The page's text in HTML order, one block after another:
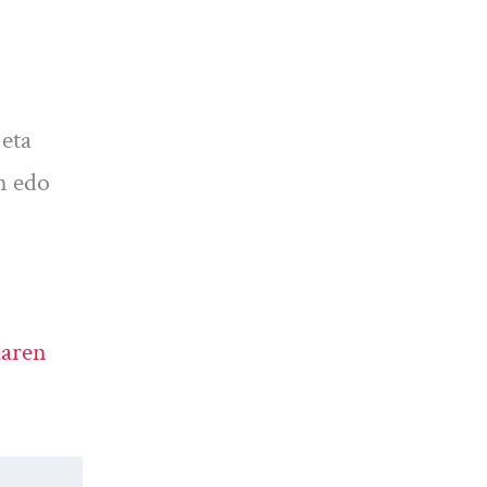
edo